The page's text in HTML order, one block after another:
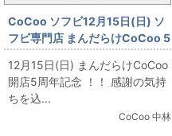
CoCoo ソフビ12月15日(日) ソ
フビ専門店 まんだらけCoCoo 5
周年記念 「無版権 VINソフビ サ
ンダーマスク(緑成型/280mm)
」
12月15日(日) まんだらけCoCoo
開店5周年記念 ！！ 感謝の気持
ちを込...
CoCoo 中林